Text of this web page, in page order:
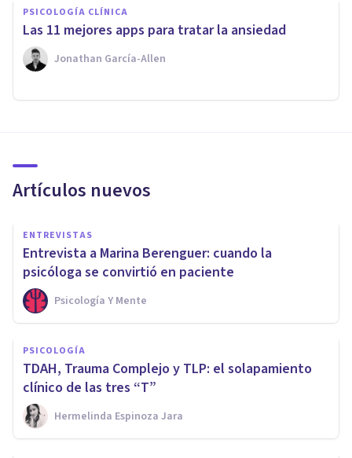
PSICOLOGÍA CLÍNICA
Las 11 mejores apps para tratar la ansiedad
Jonathan García-Allen
Artículos nuevos
ENTREVISTAS
Entrevista a Marina Berenguer: cuando la
psicóloga se convirtió en paciente
Psicología Y Mente
PSICOLOGÍA
TDAH, Trauma Complejo y TLP: el solapamiento
clínico de las tres “T”
Hermelinda Espinoza Jara